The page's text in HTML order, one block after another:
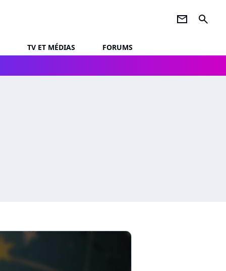
newsletter search
TV ET MÉDIAS
FORUMS